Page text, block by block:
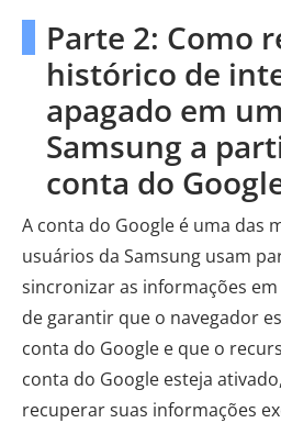
Parte 2: Como
histórico de
apagado em
Samsung a
conta do
A conta do Google é uma das
usuários da Samsung usam
sincronizar as informações
de garantir que o navegador
conta do Google e que o
conta do Google esteja
recuperar suas informações